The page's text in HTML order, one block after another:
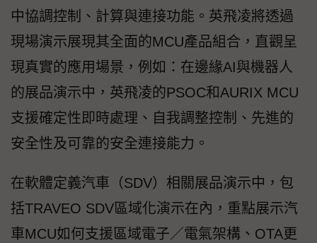
中協調控制、計算與連接功能。英飛凌將透過
現場演示展現其全面的MCU產品組合，直觀呈
現真實的應用場景，例如：在邊緣AI與機器人
的展品演示中，英飛凌的PSOC和AURIX MCU
支援確定性即時處理、自我調整控制、先進的
安全性及可靠的安全連接能力。
在軟體定義汽車（SDV）相關展品演示中，包
括TRAVEO SDV區域化演示在內，重點展示汽
車MCU如何支援區域電子／電氣架構、OTA更